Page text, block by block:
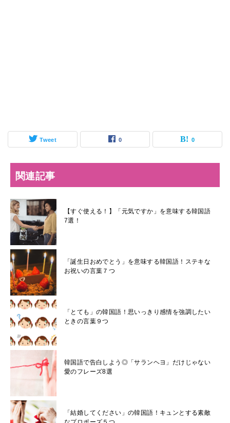
Tweet 0 0
関連記事
【すぐ使える！】「元気ですか」を意味する韓国語
7選！
「誕生日おめでとう」を意味する韓国語！ステキな
お祝いの言葉７つ
「とても」の韓国語！思いっきり感情を強調したい
ときの言葉９つ
韓国語で告白しよう◎「サランヘヨ」だけじゃない
愛のフレーズ8選
「結婚してください」の韓国語！キュンとする素敵